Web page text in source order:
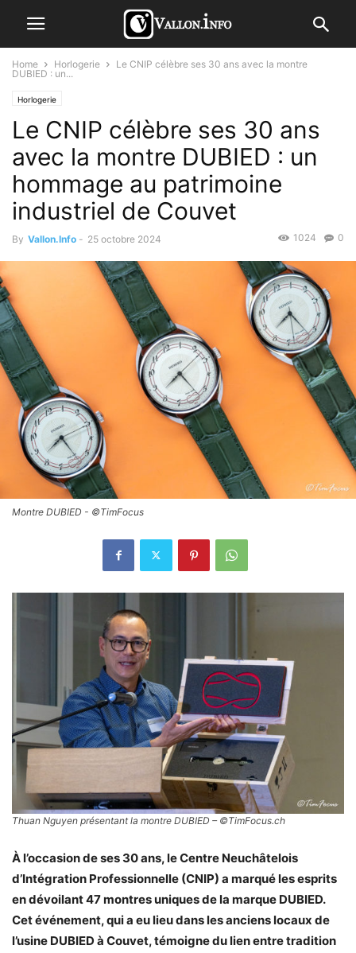
Home Horlogerie
Le CNIP célèbre ses 30 ans avec la montre
DUBIED : un...
Horlogerie
Le CNIP célèbre ses 30 ans
avec la montre DUBIED : un
hommage au patrimoine
industriel de Couvet
By Vallon.Info - 25 octobre 2024 0
1024
Montre DUBIED - ©TimFocus
Thuan Nguyen présentant la montre DUBIED – ©TimFocus.ch
À l’occasion de ses 30 ans, le Centre Neuchâtelois
d’Intégration Professionnelle (CNIP) a marqué les esprits
en dévoilant 47 montres uniques de la marque DUBIED.
Cet événement, qui a eu lieu dans les anciens locaux de
l’usine DUBIED à Couvet, témoigne du lien entre tradition